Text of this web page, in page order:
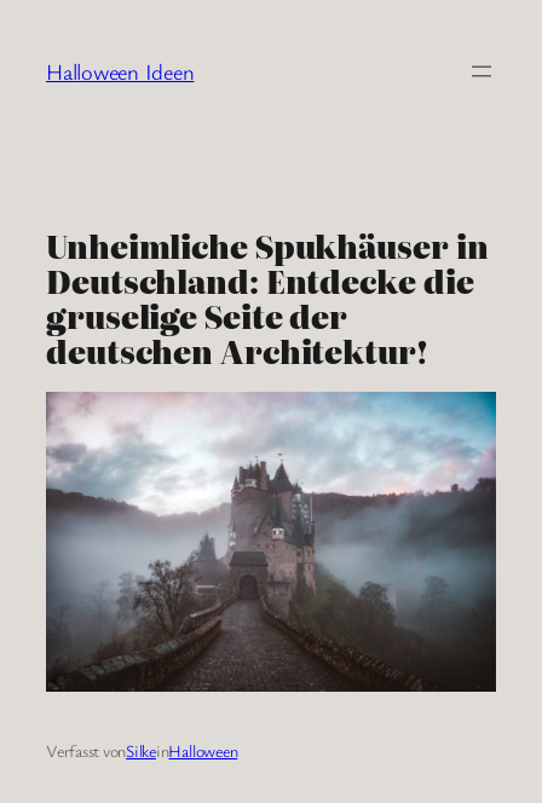
springen
Halloween Ideen
Unheimliche Spukhäuser in
Deutschland: Entdecke die
gruselige Seite der
deutschen Architektur!
Verfasst vonSilkeinHalloween